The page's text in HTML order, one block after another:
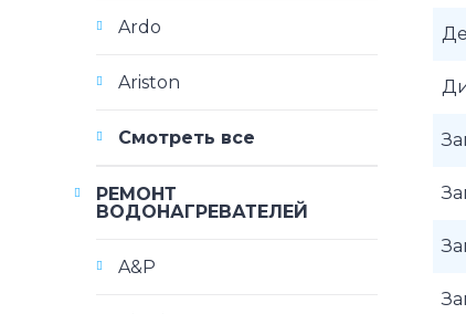
Ardo
Ariston
Смотреть все
РЕМОНТ
ВОДОНАГРЕВАТЕЛЕЙ
A&P